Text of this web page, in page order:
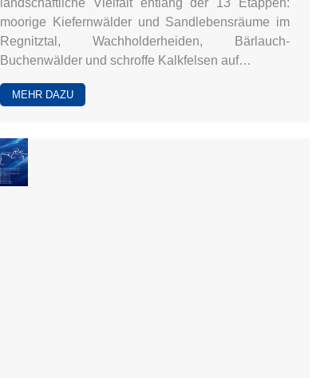
landschaftliche Vielfalt entlang der 13 Etappen:
moorige Kiefernwälder und Sandlebensräume im
Regnitztal, Wachholderheiden, Bärlauch-
Buchenwälder und schroffe Kalkfelsen auf…
MEHR DAZU